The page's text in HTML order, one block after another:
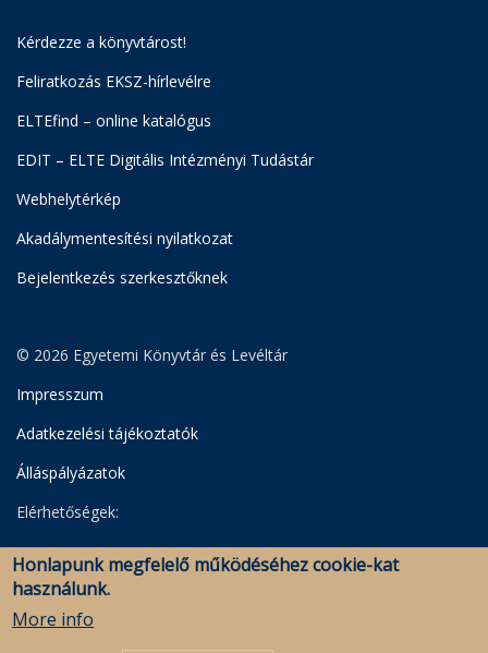
Kérdezze a könyvtárost!
Feliratkozás EKSZ-hírlevélre
ELTEfind – online katalógus
EDIT – ELTE Digitális Intézményi Tudástár
Webhelytérkép
Akadálymentesítési nyilatkozat
Bejelentkezés szerkesztőknek
© 2026 Egyetemi Könyvtár és Levéltár
Impresszum
Adatkezelési tájékoztatók
Álláspályázatok
Elérhetőségek:
Egyetemi Könyvtár
Levéltár
Honlapunk megfelelő működéséhez cookie-kat
használunk.
More info